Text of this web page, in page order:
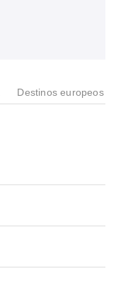
Destinos europeos